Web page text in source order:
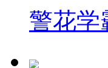
警花学